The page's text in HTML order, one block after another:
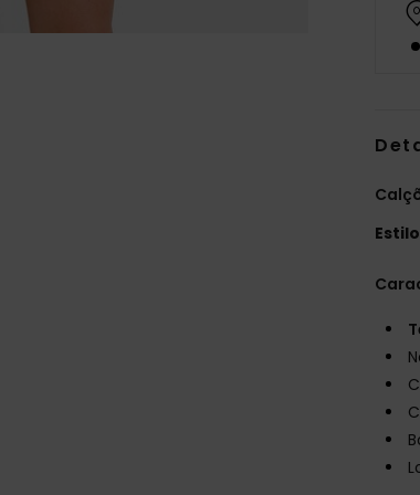
Estilo